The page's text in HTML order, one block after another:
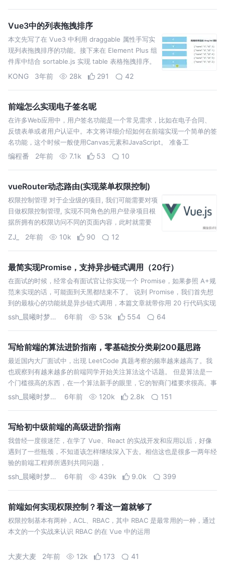
Vue3中的列表拖拽排序
本文先写了在 Vue3 中利用 draggable 属性手写实
现列表拖拽排序的功能。接下来在 Element Plus 组
件库中结合 sortable.js 实现 table 表格拖拽排序。
KONG 3年前 28k 291 42
前端怎么实现电子签名呢
在许多Web应用中，用户签名功能是一个常见需求，比如在电子合同、
反馈表单或者用户认证中。本文将详细介绍如何在前端实现一个简单的签
名功能，这个时候一般使用Canvas元素和JavaScript。 准备工
编程番 2年前 7.1k 53 10
vueRouter动态路由(实现菜单权限控制)
权限控制管理 对于企业级的项目, 我们可能需要对项
目做权限控制管理, 实现不同角色的用户登录项目根
据所拥有的权限访问不同的页面内容，此时就需要
使用到动态路由来对权限页面做限制。 使用vue-
ZJ_ 2年前 10k 90 12
最简实现Promise，支持异步链式调用（20行）
在面试的时候，经常会有面试官让你实现一个 Promise，如果参照 A+规
范来实现的话，可能面到天黑都结束不了。 说到 Promise，我们首先想
到的最核心的功能就是异步链式调用，本篇文章就带你用 20 行代码实现
一个可以异步链式调用的 Promise。 这个 Promise …
ssh_晨曦时梦见兮 6年前 53k 554 64
写给前端的算法进阶指南，零基础按分类刷200题思路
最近国内大厂面试中，出现 LeetCode 真题考察的频率越来越高了。我
也观察到有越来越多的前端同学开始关注算法这个话题。 但是算法是一
个门槛很高的东西，在一个算法新手的眼里，它的智商门槛要求很高。事
实上是这个样子的吗？如果你怀疑自己的智商不够去学习算法，那么你一
ssh_晨曦时梦见兮 6年前 120k 2.8k 151
写给初中级前端的高级进阶指南
我曾经一度很迷茫，在学了 Vue、React 的实战开发和应用以后，好像
遇到了一些瓶颈，不知道该怎样继续深入下去。相信这也是很多一两年经
验的前端工程师所遇到共同问题，
ssh_晨曦时梦见兮 6年前 439k 9.0k 399
前端如何实现权限控制？看这一篇就够了
权限控制基本有两种，ACL、RBAC，其中 RBAC 是最常用的一种，通过
本文的一个实战来认识 RBAC 的在 Vue 中的运用
大麦大麦 2年前 12k 173 41